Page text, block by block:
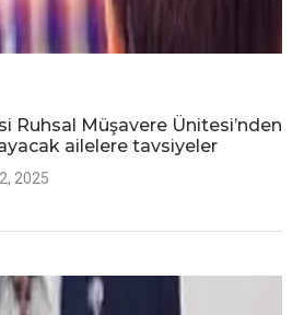
Ruhsal Müşavere Ünitesi’nden
ailelere tavsiyeler
2025